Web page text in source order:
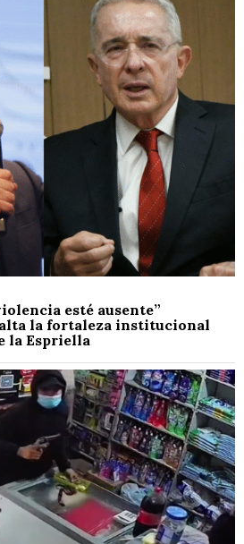
esté ausente”
la fortaleza institucional
la Espriella